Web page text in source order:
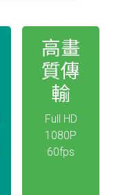
高畫
質傳
輸
Full HD
1080P
60fps